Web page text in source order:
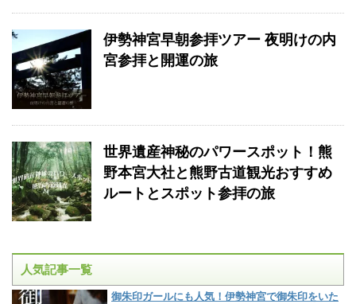
伊勢神宮早朝参拝ツアー 夜明けの内
宮参拝と開運の旅
世界遺産神秘のパワースポット！熊
野本宮大社と熊野古道観光おすすめ
ルートとスポット参拝の旅
人気記事一覧
御朱印ガールにも人気！伊勢神宮で御朱印をいた